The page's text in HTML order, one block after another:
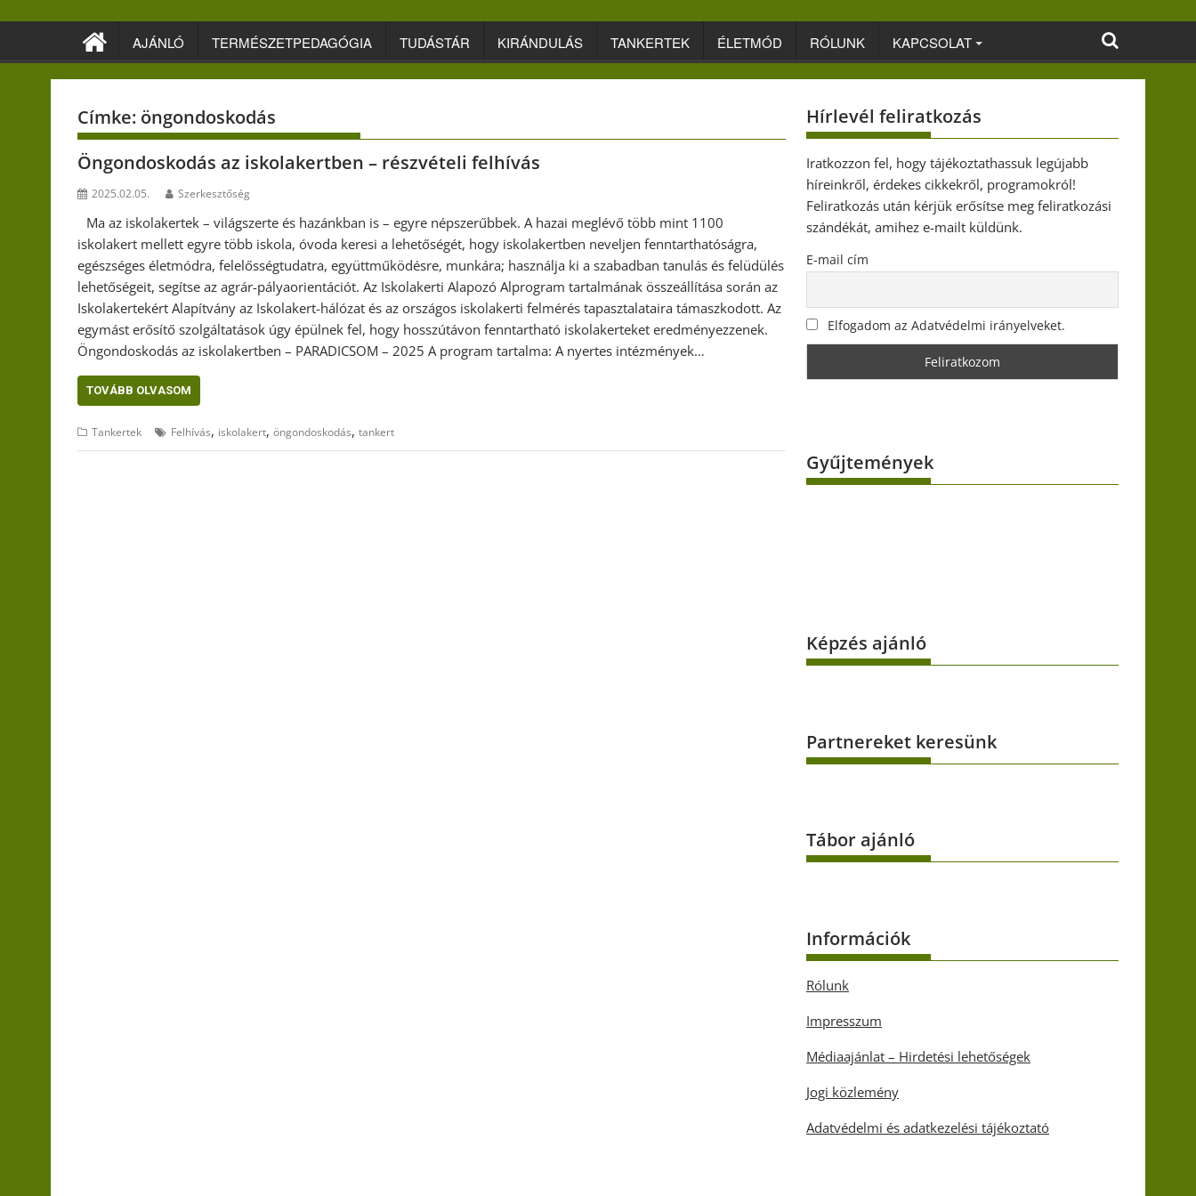
AJÁNLÓ TERMÉSZETPEDAGÓGIA TUDÁSTÁR KIRÁNDULÁS TANKERTEK ÉLETMÓD RÓLUNK KAPCSOLAT
Címke: öngondoskodás
Öngondoskodás az iskolakertben – részvételi felhívás
2025.02.05. Szerkesztőség
Ma az iskolakertek – világszerte és hazánkban is – egyre népszerűbbek. A hazai meglévő több mint 1100
iskolakert mellett egyre több iskola, óvoda keresi a lehetőségét, hogy iskolakertben neveljen fenntarthatóságra,
egészséges életmódra, felelősségtudatra, együttműködésre, munkára; használja ki a szabadban tanulás és felüdülés
lehetőségeit, segítse az agrár-pályaorientációt. Az Iskolakerti Alapozó Alprogram tartalmának összeállítása során az
Iskolakertekért Alapítvány az Iskolakert-hálózat és az országos iskolakerti felmérés tapasztalataira támaszkodott. Az
egymást erősítő szolgáltatások úgy épülnek fel, hogy hosszútávon fenntartható iskolakerteket eredményezzenek.
Öngondoskodás az iskolakertben – PARADICSOM – 2025 A program tartalma: A nyertes intézmények…
TOVÁBB OLVASOM
Tankertek Felhívás, iskolakert, öngondoskodás, tankert
Hírlevél feliratkozás
Iratkozzon fel, hogy tájékoztathassuk legújabb
híreinkről, érdekes cikkekről, programokról!
Feliratkozás után kérjük erősítse meg feliratkozási
szándékát, amihez e-mailt küldünk.
E-mail cím
Elfogadom az Adatvédelmi irányelveket.
Gyűjtemények
Képzés ajánló
Partnereket keresünk
Tábor ajánló
Információk
Rólunk
Impresszum
Médiaajánlat – Hirdetési lehetőségek
Jogi közlemény
Adatvédelmi és adatkezelési tájékoztató